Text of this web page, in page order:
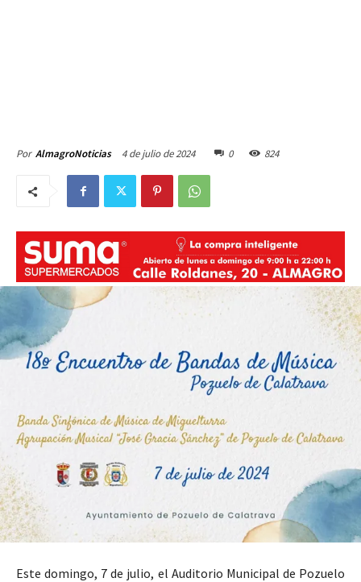
Por AlmagroNoticias 4 de julio de 2024 0 824
Este domingo, 7 de julio, el Auditorio Municipal de Pozuelo